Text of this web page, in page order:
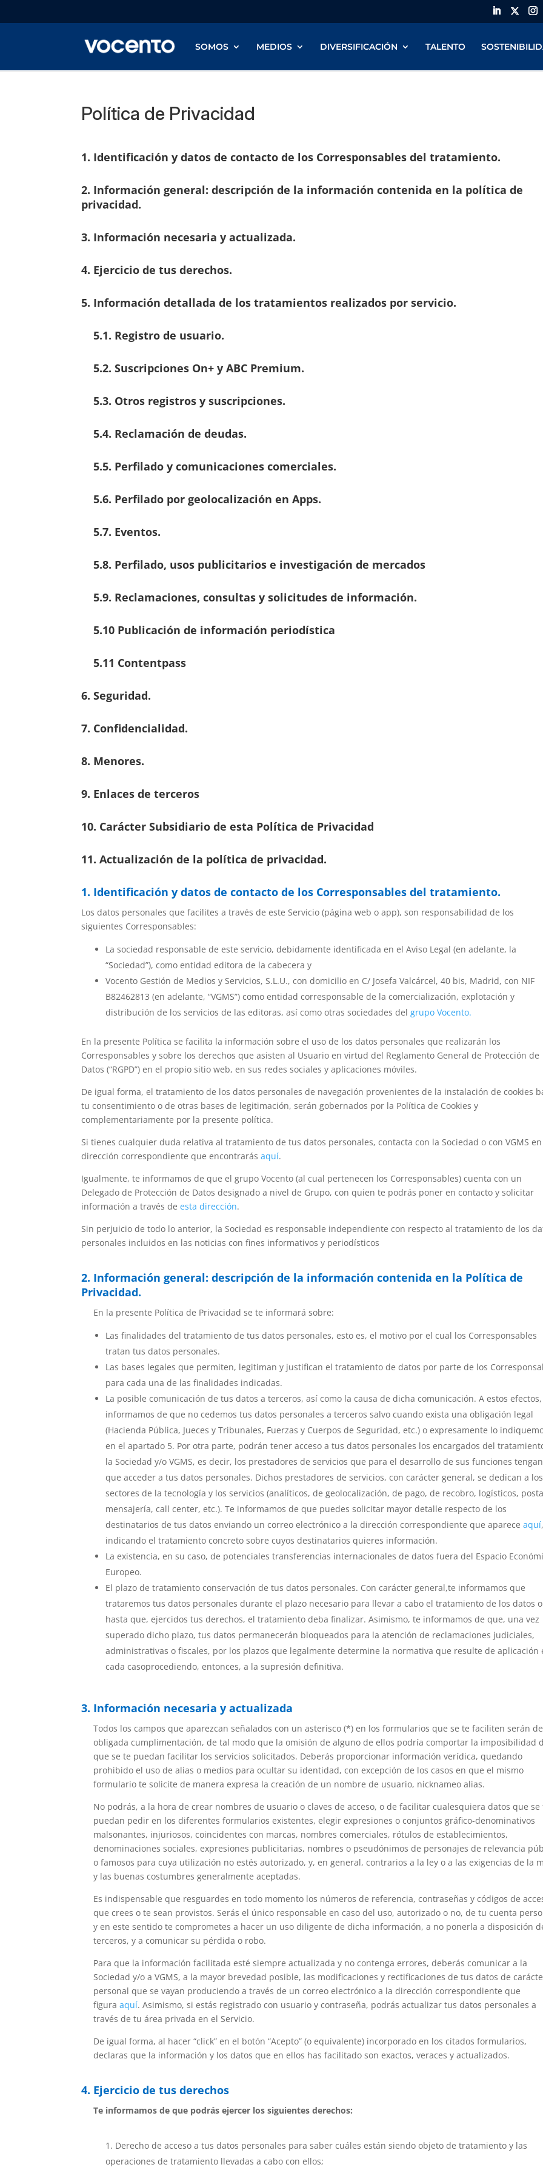
SOMOS MEDIOS DIVERSIFICACIÓN TALENTO
Política de Privacidad
1. Identificación y datos de contacto de los Corresponsables del tratamiento.
2. Información general: descripción de la información contenida en la política de
privacidad.
3. Información necesaria y actualizada.
4. Ejercicio de tus derechos.
5. Información detallada de los tratamientos realizados por servicio.
5.1. Registro de usuario.
5.2. Suscripciones On+ y ABC Premium.
5.3. Otros registros y suscripciones.
5.4. Reclamación de deudas.
5.5. Perfilado y comunicaciones comerciales.
5.6. Perfilado por geolocalización en Apps.
5.7. Eventos.
5.8. Perfilado, usos publicitarios e investigación de mercados
5.9. Reclamaciones, consultas y solicitudes de información.
5.10 Publicación de información periodística
5.11 Contentpass
6. Seguridad.
7. Confidencialidad.
8. Menores.
9. Enlaces de terceros
10. Carácter Subsidiario de esta Política de Privacidad
11. Actualización de la política de privacidad.
1. Identificación y datos de contacto de los Corresponsables del tratamiento.
Los datos personales que facilites a través de esteServicio (página web o app), son responsabilidad de los
siguientes Corresponsables:
La sociedad responsable de este servicio, debidamente identificada en el Aviso Legal (en adelante, la
“Sociedad”), como entidad editora de la cabecera y
Vocento Gestión de Medios y Servicios, S.L.U., con domicilio en C/ Josefa Valcárcel, 40 bis, Madrid, con NIF
B82462813 (en adelante, “VGMS”) como entidad corresponsable de la comercialización, explotación y
distribución de los servicios de las editoras, así como otras sociedades delgrupo Vocento.
En la presente Política se facilita la información sobre el uso de los datos personales que realizarán los
Corresponsables y sobre los derechos que asisten al Usuario en virtud del Reglamento General de Protección de
Datos (“RGPD”) en el propio sitio web, en sus redes sociales y aplicaciones móviles.
De igual forma, el tratamiento de los datos personales de navegación provenientes de la instalación de cookies
tu consentimiento o de otras bases de legitimación, serán gobernados por la Política de Cookies y
complementariamente por la presente política.
Si tienes cualquier duda relativa al tratamiento de tus datos personales, contacta con la Sociedad o con VGMS
dirección correspondiente que encontrarásaquí.
Igualmente, te informamos de que el grupo Vocento (al cual pertenecen los Corresponsables) cuenta con un
Delegado de Protección de Datos designado a nivel de Grupo, con quien te podrás poner en contacto y solicitar
información a través deesta dirección.
Sin perjuicio de todo lo anterior, la Sociedad es responsable independiente con respecto al tratamiento de los
personales incluidos en las noticias con fines informativos y periodísticos
2. Información general: descripción de la información contenida en la Política de
Privacidad.
En la presente Política de Privacidad se te informará sobre:
Las finalidades del tratamiento de tus datos personales, esto es, el motivo por el cual los Corresponsables
tratan tus datos personales.
Las bases legales que permiten, legitiman y justifican el tratamiento de datos por parte de los
para cada una de las finalidades indicadas.
La posible comunicación de tus datos a terceros, así como la causa de dicha comunicación. A estos
informamos de que no cedemos tus datos personales a terceros salvo cuando exista una obligación legal
(Hacienda Pública, Jueces y Tribunales, Fuerzas y Cuerpos de Seguridad, etc.) o expresamente lo
en el apartado 5. Por otra parte, podrán tener acceso a tus datos personales los encargados del
la Sociedad y/o VGMS, es decir, los prestadores de servicios que para el desarrollo de sus funciones tengan
que acceder a tus datos personales. Dichos prestadores de servicios, con carácter general, se dedican a los
sectores de la tecnología y los servicios (analíticos, de geolocalización, de pago, de recobro, logísticos,
mensajería, call center, etc.). Te informamos de que puedes solicitar mayor detalle respecto de los
destinatarios de tus datos enviando un correo electrónico a la dirección correspondiente que apareceaquí,
indicando el tratamiento concreto sobre cuyos destinatarios quieres información.
La existencia, en su caso, de potenciales transferencias internacionales de datos fuera del Espacio
Europeo.
El plazo de tratamiento conservación de tus datos personales. Con carácter general,te informamos que
trataremos tus datos personales durante el plazo necesario para llevar a cabo el tratamiento de los datos o
hasta que, ejercidos tus derechos, el tratamiento deba finalizar. Asimismo, te informamos de que, una vez
superado dicho plazo, tus datos permanecerán bloqueados para la atención de reclamaciones judiciales,
administrativas o fiscales, por los plazos que legalmente determine la normativa que resulte de aplicación
cada casoprocediendo, entonces, a la supresión definitiva.
3. Información necesaria y actualizada
Todos los campos que aparezcan señalados con un asterisco (*) en los formularios que se te faciliten serán de
obligada cumplimentación, de tal modo que la omisión de alguno de ellos podría comportar la imposibilidad
que se te puedan facilitar los servicios solicitados. Deberás proporcionar información verídica, quedando
prohibido el uso de alias o medios para ocultar su identidad, con excepción de los casos en que el mismo
formulario te solicite de manera expresa la creación de un nombre de usuario, nicknameo alias.
No podrás, a la hora de crear nombres de usuario o claves de acceso, o de facilitar cualesquiera datos que se
puedan pedir en los diferentes formularios existentes, elegir expresiones o conjuntos gráfico-denominativos
malsonantes, injuriosos, coincidentes con marcas, nombres comerciales, rótulos de establecimientos,
denominaciones sociales, expresiones publicitarias, nombres o pseudónimos de personajes de relevancia
o famosos para cuya utilización no estés autorizado, y, en general, contrarios a la ley o a las exigencias de la
y las buenas costumbres generalmente aceptadas.
Es indispensable que resguardes en todo momento los números de referencia, contraseñas y códigos de
que crees o te sean provistos. Serás el único responsable en caso del uso, autorizado o no, de tu cuenta
y en este sentido te comprometes a hacer un uso diligente de dicha información, a no ponerla a disposición
terceros, y a comunicar su pérdida o robo.
Para que la información facilitada esté siempre actualizada y no contenga errores, deberás comunicar a la
Sociedad y/o a VGMS, a la mayor brevedad posible, las modificaciones y rectificaciones de tus datos de
personal que se vayan produciendo a través de un correo electrónico a la dirección correspondiente que
figuraaquí. Asimismo, si estás registrado con usuario y contraseña, podrás actualizar tus datos personales a
través de tu área privada en el Servicio.
De igual forma, al hacer “click” en el botón “Acepto” (o equivalente) incorporado en los citados formularios,
declaras que la información y los datos que en ellos has facilitado son exactos, veraces y actualizados.
4. Ejercicio de tus derechos
Te informamos de que podrás ejercer los siguientes derechos:
Derecho de acceso a tus datos personales para saber cuáles están siendo objeto de tratamiento y las
operaciones de tratamiento llevadas a cabo con ellos;